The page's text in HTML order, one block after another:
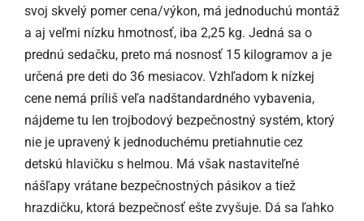
svoj skvelý pomer cena/výkon, má jednoduchú montáž
a aj veľmi nízku hmotnosť, iba 2,25 kg. Jedná sa o
prednú sedačku, preto má nosnosť 15 kilogramov a je
určená pre deti do 36 mesiacov. Vzhľadom k nízkej
cene nemá príliš veľa nadštandardného vybavenia,
nájdeme tu len trojbodový bezpečnostný systém, ktorý
nie je upravený k jednoduchému pretiahnutie cez
detskú hlavičku s helmou. Má však nastaviteľné
nášľapy vrátane bezpečnostných pásikov a tiež
hrazdičku, ktorá bezpečnosť ešte zvyšuje. Dá sa ľahko